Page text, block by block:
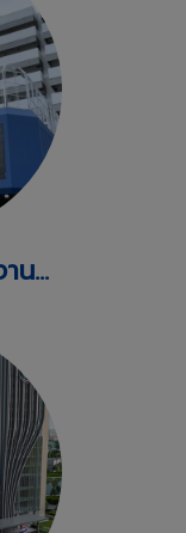
อาคารที่ทำการสำนักงานตรวจคนเข้าเมือง สำนักงานตำรวจแห่งชาติ